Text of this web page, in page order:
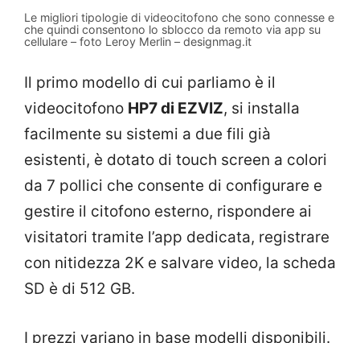
Le migliori tipologie di videocitofono che sono connesse e
che quindi consentono lo sblocco da remoto via app su
cellulare – foto Leroy Merlin – designmag.it
Il primo modello di cui parliamo è il
videocitofono HP7 di EZVIZ, si installa
facilmente su sistemi a due fili già
esistenti, è dotato di touch screen a colori
da 7 pollici che consente di configurare e
gestire il citofono esterno, rispondere ai
visitatori tramite l’app dedicata, registrare
con nitidezza 2K e salvare video, la scheda
SD è di 512 GB.
I prezzi variano in base modelli disponibili.